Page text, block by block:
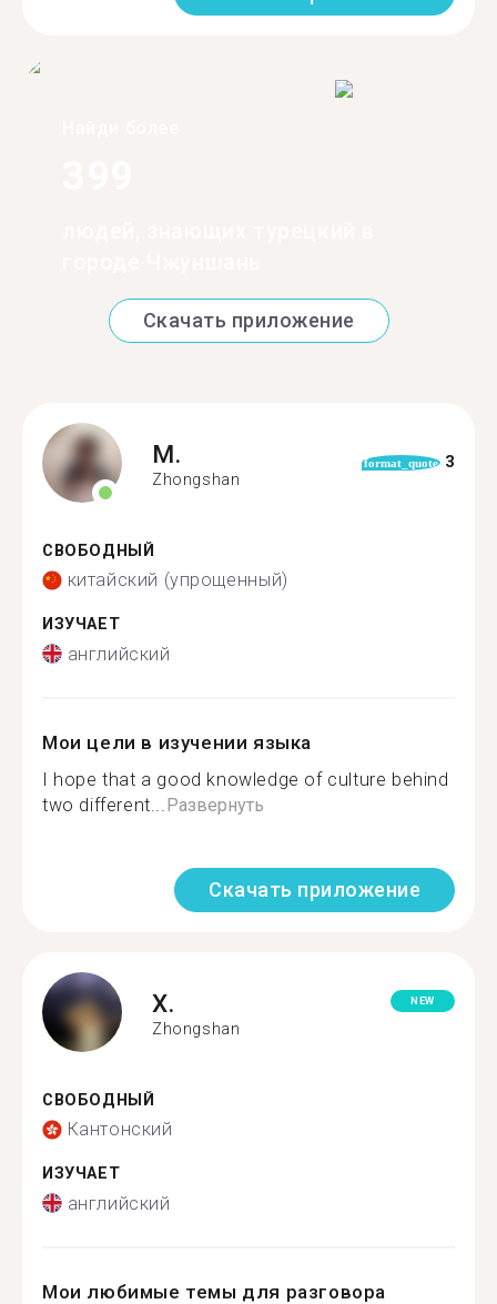
Скачать приложение
M.
Zhongshan
format_quote 3
СВОБОДНЫЙ
китайский (упрощенный)
ИЗУЧАЕТ
английский
Мои цели в изучении языка
I hope that a good knowledge of culture behind
two different... Развернуть
Скачать приложение
X.
Zhongshan
NEW
СВОБОДНЫЙ
Кантонский
ИЗУЧАЕТ
английский
Мои любимые темы для разговора